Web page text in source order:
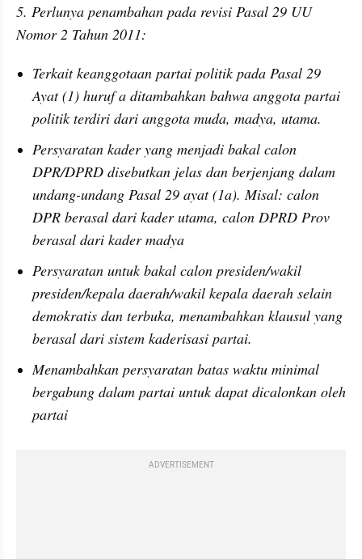
5. Perlunya penambahan pada revisi Pasal 29 UU
Nomor 2 Tahun 2011:
Terkait keanggotaan partai politik pada Pasal 29
Ayat (1) huruf a ditambahkan bahwa anggota partai
politik terdiri dari anggota muda, madya, utama.
Persyaratan kader yang menjadi bakal calon
DPR/DPRD disebutkan jelas dan berjenjang dalam
undang-undang Pasal 29 ayat (1a). Misal: calon
DPR berasal dari kader utama, calon DPRD Prov
berasal dari kader madya
Persyaratan untuk bakal calon presiden/wakil
presiden/kepala daerah/wakil kepala daerah selain
demokratis dan terbuka, menambahkan klausul yang
berasal dari sistem kaderisasi partai.
Menambahkan persyaratan batas waktu minimal
bergabung dalam partai untuk dapat dicalonkan oleh
partai
ADVERTISEMENT